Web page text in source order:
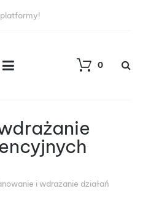
0
i wdrażanie działań